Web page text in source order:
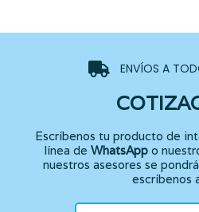
ENVÍOS A
Escríbenos tu producto de
línea de WhatsAppo
nuestros asesores se
escríbenos